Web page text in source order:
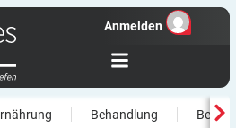
Anmelden
Behandlung